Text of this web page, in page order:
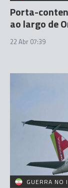
Porta-
ao largo de
22 Abr 07:39
GUERRA NO